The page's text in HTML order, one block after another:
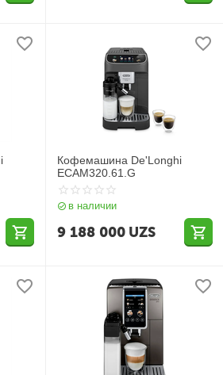
Кофемашина De'Longhi
ECAM320.61.G
в наличии
9 188 000 UZS